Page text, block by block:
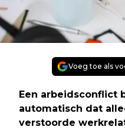
Voeg toe als
Een arbeidsconflict
automatisch dat
verstoorde